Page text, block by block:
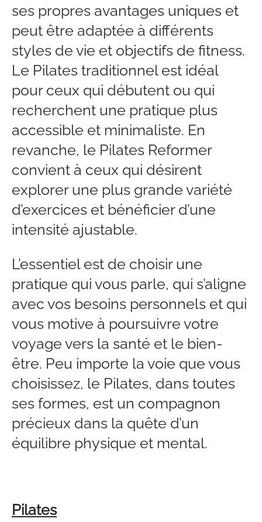
ses propres avantages uniques et
peut être adaptée à différents
styles de vie et objectifs de fitness.
Le Pilates traditionnel est idéal
pour ceux qui débutent ou qui
recherchent une pratique plus
accessible et minimaliste. En
revanche, le Pilates Reformer
convient à ceux qui désirent
explorer une plus grande variété
d’exercices et bénéficier d’une
intensité ajustable.
L’essentiel est de choisir une
pratique qui vous parle, qui s’aligne
avec vos besoins personnels et qui
vous motive à poursuivre votre
voyage vers la santé et le bien-
être. Peu importe la voie que vous
choisissez, le Pilates, dans toutes
ses formes, est un compagnon
précieux dans la quête d’un
équilibre physique et mental.
Pilates